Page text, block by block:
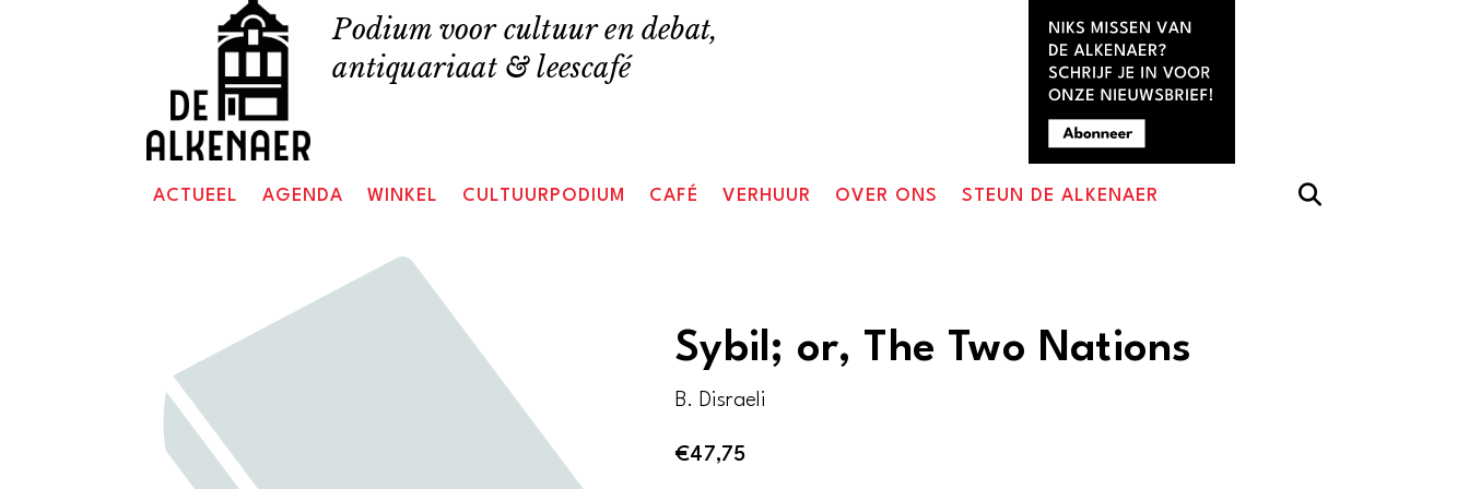
Podium voor cultuur en debat,
antiquariaat & leescafé
ACTUEEL AGENDA WINKEL CULTUURPODIUM CAFÉ VERHUUR OVER ONS STEUN DE ALKENAER
Sybil; or, The Two Nations
B. Disraeli
€47,75